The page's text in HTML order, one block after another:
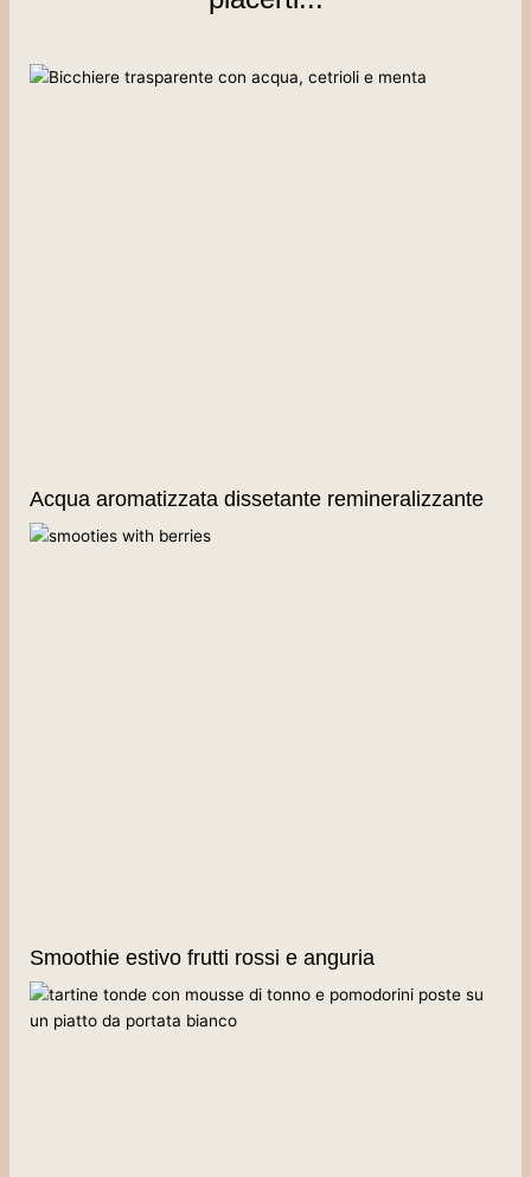
Acqua aromatizzata dissetante remineralizzante
Smoothie estivo frutti rossi e anguria